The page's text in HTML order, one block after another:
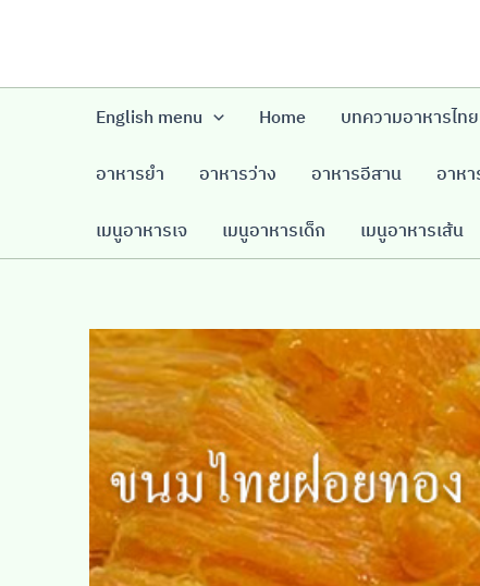
English menu Home บทความอาหารไทย
อาหารยำ อาหารว่าง อาหารอีสาน อาห
เมนูอาหารเจ เมนูอาหารเด็ก เมนูอาหารเส้น